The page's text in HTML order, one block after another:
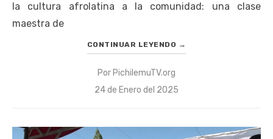
la cultura afrolatina a la comunidad: una clase
maestra de
CONTINUAR LEYENDO →
Por PichilemuTV.org
Publicado
24 de Enero del 2025